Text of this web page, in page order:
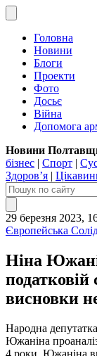
Головна
Новини
Блоги
Проекти
Фото
Досьє
Війна
Допомога
Новини
бізнес | Спорт |
Здоров’я |
29 березня 2023,
Європейська
Ніна
податковій
висновки
Народна
Южаніна
4 роки. Южаніна